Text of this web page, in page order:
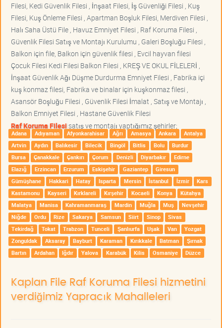
Filesi, Kedi Güvenlik Filesi , İnşaat Filesi, İş Güvenliği Filesi , Kuş
Filesi, Kuş Önleme Filesi , Apartman Boşluk Filesi, Merdiven Filesi ,
Halı Saha Üstü File , Havuz Emniyet Filesi , Raf Koruma Filesi ,
Güvenlik Filesi Satış ve Montajı Kurulumu , Galeri Boşluğu Filesi ,
Balkon için file, Balkon için güvenlik filesi , Evcil hayvan filesi
Çocuk Filesi Kedi Filesi Balkon Filesi , KREŞ VE OKUL FİLELERİ ,
İnşaat Güvenlik Ağı Düşme Durdurma Emniyet Filesi , Fabrika içi
kuş konmaz filesi, Fabrika ve binalar için kuşkonmaz filesi ,
Asansör Boşluğu Filesi , Güvenlik Filesi İmalat , Satış ve Montajı ,
Balkon Emniyet Filesi , Hastane Güvenlik Filesi
Raf Koruma Filesisatış ve montajı yaptığımız şehirler;
Adana Adıyaman Afyonkarahisar Ağrı Amasya Ankara
Antalya
Artvin
Aydın Balıkesir Bilecik Bingöl Bitlis Bolu
Burdur
Bursa
Çanakkale Çankırı Çorum Denizli Diyarbakır
Edirne
Elazığ
Erzincan Erzurum Eskişehir Gaziantep
Giresun
Gümüşhane
Hakkari Hatay Isparta Mersin İstanbul İzmir
Kars
Kastamonu
Kayseri Kırklareli Kırşehir Kocaeli Konya
Kütahya
Malatya
Manisa Kahramanmaraş Mardin Muğla Muş
Nevşehir
Niğde
Ordu Rize Sakarya Samsun Siirt Sinop
Sivas
Tekirdağ
Tokat Trabzon Tunceli Şanlıurfa Uşak Van
Yozgat
Zonguldak
Aksaray Bayburt Karaman Kırıkkale Batman
Şırnak
Bartın
Ardahan Iğdır Yalova Karabük Kilis Osmaniye Düzce
Kaplan File Raf Koruma Filesi hizmetini
verdiğimiz Yapracık Mahalleleri